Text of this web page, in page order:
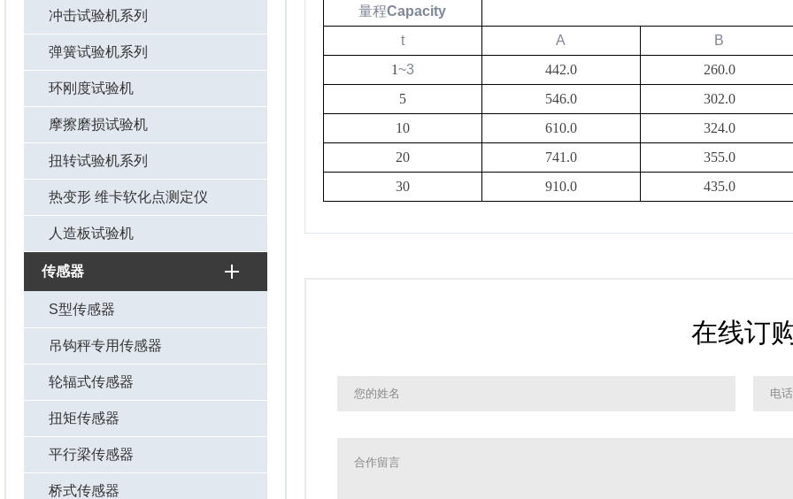
冲击试验机系列
弹簧试验机系列
环刚度试验机
摩擦磨损试验机
扭转试验机系列
热变形 维卡软化点测定仪
人造板试验机
传感器
S型传感器
吊钩秤专用传感器
轮辐式传感器
扭矩传感器
平行梁传感器
桥式传感器
量程Capacity
t
A
B
1~3 442.0
260.0
5
546.0
302.0
10
610.0
324.0
20
741.0
355.0
30
910.0 435.0
在线订